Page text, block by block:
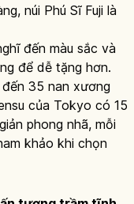
núi Phú Sĩ Fuji là
đến màu sắc và
để dễ tặng hơn.
35 nan xương
của Tokyo có 15
phong nhã, mỗi
khảo khi chọn